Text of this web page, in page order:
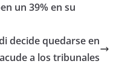
un 39% en su
decide quedarse en
a los tribunales